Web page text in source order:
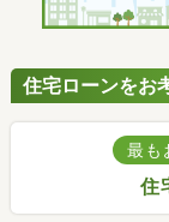
住宅ローンをお
最も
住